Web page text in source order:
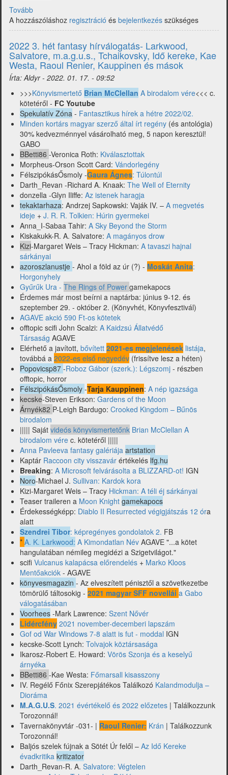
Tovább
4.
hét
fantasy
rajongóknak
-
Mark
Lawrence,
Boruzs
Gergely,
Okorafor
és
mások)
A hozzászóláshoz regisztráció és bejelentkezés szükséges
2022 3. hét fantasy hírválogatás- Larkwood,
Salvatore, m.a.g.u.s., Tchaikovsky, Idő kereke, Kae
Westa, Raoul Renier, Kauppinen és mások
Írta:Aldyr- 2022. 01. 17. - 09:52
>>>Könyvismertető Brian McClellan A birodalom vére<<< c.
kötetéről - FC Youtube
Spekulatív Zóna - Fantasztikus hírek a hétre 2022/02.
Minden kortárs magyar szerző által írt regény (és antológia)
30% kedvezménnyel vásárolható meg, 5 napon keresztül!
GABO
BBetti86 -Veronica Roth: Kiválasztottak
Morpheus-Orson Scott Card: Vándorlegény
FélszipókásŐsmoly -Gaura Ágnes: Túlontúl
Darth_Revan -Richard A. Knaak: The Well of Eternity
donzella -Glyn Iliffe: Az istenek haragja
tekaktarhaza: Andrzej Sapkowski: Vaják IV. – A megvetés
ideje + J. R. R. Tolkien: Húrin gyermekei
Anna_I-Sabaa Tahir: A Sky Beyond the Storm
Kiskakukk-R. A. Salvatore: A magányos drow
Kizi-Margaret Weis – Tracy Hickman: A tavaszi hajnal
sárkányai
azoroszlanustje - Ahol a föld az úr (?) - Moskát Anita:
Horgonyhely
Gyűrűk Ura - The Rings of Power gamekapocs
Érdemes már most beírni a naptárba: június 9-12. és
szeptember 29. - október 2. (Könyvhét, Könyvfesztivál)
AGAVE akció 590 Ft-os kötetek
offtopic scifi John Scalzi: A Kaidzsú Állatvédő
Társaság AGAVE
Elérhető a javított, bővített 2021-es megjelenések listája,
továbbá a 2022-es első negyedév (frissítve lesz a héten)
Popovicsp87 -Roboz Gábor (szerk.): Légszomj - részben
offtopic, horror
FélszipókásŐsmoly -Tarja Kauppinen: A nép igazsága
kecske-Steven Erikson: Gardens of the Moon
Árnyék82 P-Leigh Bardugo: Crooked Kingdom – Bűnös
birodalom
||||| Saját videós könyvismertetőnk Brian McClellan A
birodalom vére c. kötetéről |||||
Anna Pavleeva fantasy galériája artstation
Kaptár Raccoon city visszavár értékelés lfg.hu
Breaking: A Microsoft felvárásolta a BLIZZARD-ot! IGN
Noro-Michael J. Sullivan: Kardok kora
Kizi-Margaret Weis – Tracy Hickman: A téli éj sárkányai
Teaser traileren a Moon Knight gamekapocs
Érdekességképp: Diablo II Resurrected végigjátszás 12 óra
alatt
Szendrei Tibor: képregényes gondolatok 2. FB
* A. K. Larkwood: A Kimondatlan Név AGAVE "...a kötet
hangulatában némileg megidézi a Szigetvilágot."
scifi Vulcanus kalapácsa előrendelés + Marko Kloos
Mentőakciók - AGAVE
könyvesmagazin - Az elveszített pénisztől a szövetkezetbe
tömörülő táltosokig - 2021 magyar SFF novellái a Gabo
válogatásában
Voorhees -Mark Lawrence: Szent Nővér
Lidércfény 2021 november-decemberi lapszám
Gof od War Windows 7-8 alatt is fut - moddal IGN
kecske-Scott Lynch: Tolvajok köztársasága
Ikarosz-Robert E. Howard: Vörös Szonja és a keselyű
árnyéka
BBetti86 -Kae Westa: Főmarsall kisasszony
IV. Regélő Főnix Szerepjátékos Találkozó Kalandmodulja –
Dioráma
M.A.G.U.S. 2021 évértékelő és 2022 előzetes | Találkozzunk
Torozonnál!
Tavernakönyvtár -031- | Raoul Renier: Krán | Találkozzunk
Torozonnál!
Baljós szelek fújnak a Sötét Úr felől – Az Idő Kereke
évadkritika kritizator
Darth_Revan-R. A. Salvatore: Végtelen